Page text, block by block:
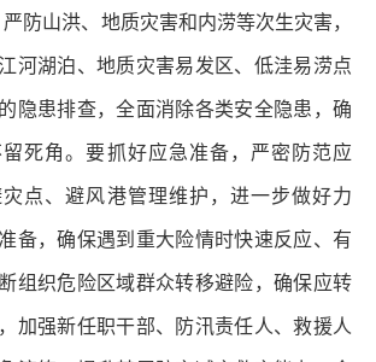
防山洪、地质灾害和内涝等次生灾害，
河湖泊、地质灾害易发区、低洼易涝点
隐患排查，全面消除各类安全隐患，确
死角。要抓好应急准备，严密防范应
点、避风港管理维护，进一步做好力
备，确保遇到重大险情时快速反应、有
组织危险区域群众转移避险，确保应转
加强新任职干部、防汛责任人、救援人